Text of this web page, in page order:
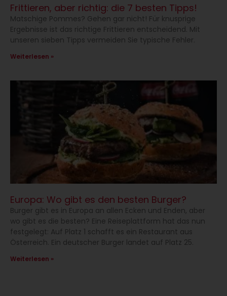
Frittieren, aber richtig: die 7 besten Tipps!
Matschige Pommes? Gehen gar nicht! Für knusprige
Ergebnisse ist das richtige Frittieren entscheidend. Mit
unseren sieben Tipps vermeiden Sie typische Fehler.
Weiterlesen »
Europa: Wo gibt es den besten Burger?
Burger gibt es in Europa an allen Ecken und Enden, aber
wo gibt es die besten? Eine Reiseplattform hat das nun
festgelegt: Auf Platz 1 schafft es ein Restaurant aus
Österreich. Ein deutscher Burger landet auf Platz 25.
Weiterlesen »